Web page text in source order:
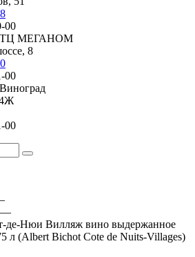
00
ТЦ МЕГАНОМ
8
00
4Ж
00
—
де-Нюи Вилляж вино выдержанное
л (Albert Bichot Cote de Nuits-Villages)